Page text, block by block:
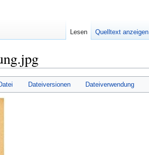
Dateiversionen Dateiverwendung
Lesen Quelltext anzeigen